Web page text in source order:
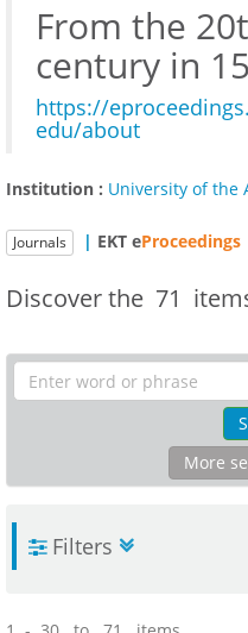
From the
century in
https://
edu/about
Institution : University of the
Journals | ΕΚΤ eProceedings
Discover the 71
More
Filters